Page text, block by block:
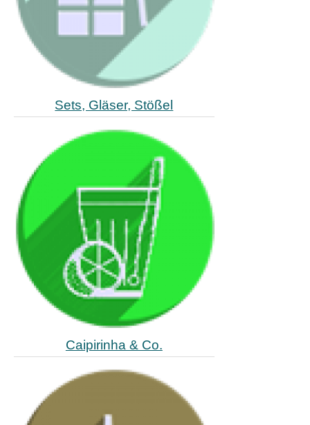
Sets, Gläser, Stößel
Caipirinha & Co.